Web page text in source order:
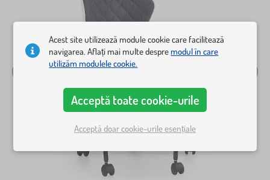
Acest site utilizează module cookie care facilitează
navigarea. Aflați mai multe despremodul în care
utilizăm modulele cookie.
Acceptă toate cookie-urile
Acceptă doar cookie-urile esențiale